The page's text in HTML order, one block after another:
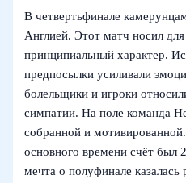
В четвертьфинале
Англией. Этот матч носил
принципиальный характер.
предпосылки усиливали
болельщики и игроки
симпатии. На поле команда
собранной и
основного времени счёт был
мечта о полуфинале казалась